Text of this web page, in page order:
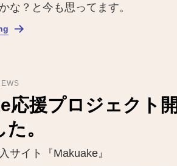
な？と今も思ってます。
応援プロジェクト開
。
サイト『Makuake』